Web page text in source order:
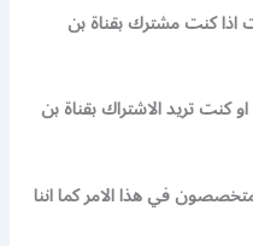
كنت مشترك بقناة بن
كنت تريد الاشتراك بقناة بن
في هذا الامر كما اننا